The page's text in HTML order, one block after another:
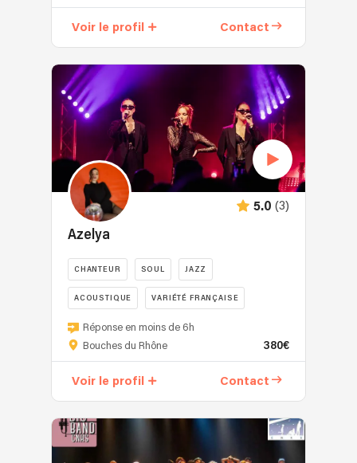
Voir le profil Contact
5.0 (3)
Azelya
CHANTEUR SOUL JAZZ
ACOUSTIQUE VARIÉTÉ FRANÇAISE
Réponse en moins de 6h
Bouches du Rhône
380€
Voir le profil Contact